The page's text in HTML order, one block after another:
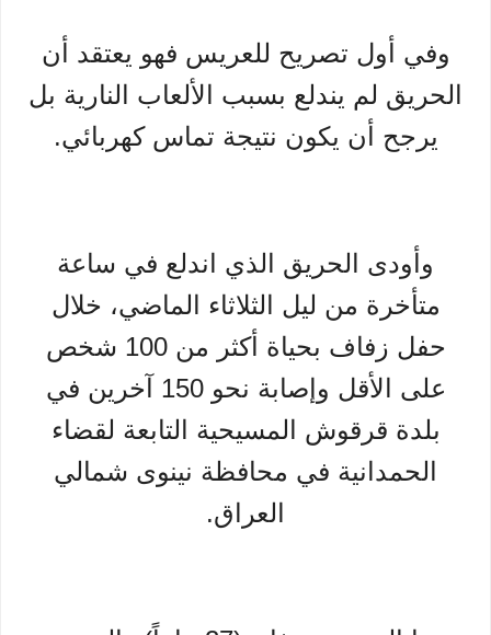
وفي أول تصريح للعريس فهو يعتقد أن
الحريق لم يندلع بسبب الألعاب النارية بل
يرجح أن يكون نتيجة تماس كهربائي.
وأودى الحريق الذي اندلع في ساعة
متأخرة من ليل الثلاثاء الماضي، خلال
حفل زفاف بحياة أكثر من 100 شخص
على الأقل وإصابة نحو 150 آخرين في
بلدة قرقوش المسيحية التابعة لقضاء
الحمدانية في محافظة نينوى شمالي
العراق.